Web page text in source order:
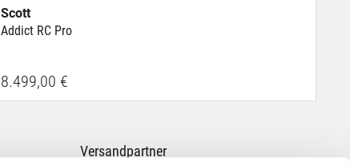
Scott
Addict RC Pro
8.499,00 €
Versandpartner